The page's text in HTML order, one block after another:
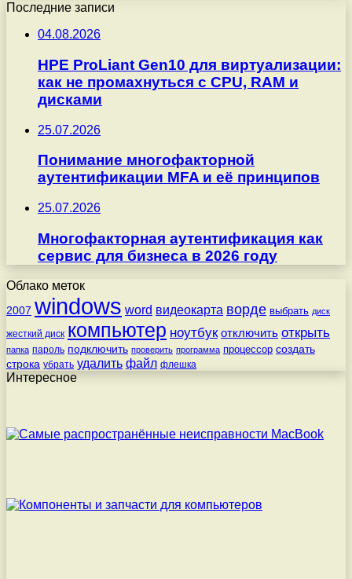
Последние записи
04.08.2026
HPE ProLiant Gen10 для виртуализации:
как не промахнуться с CPU, RAM и
дисками
25.07.2026
Понимание многофакторной
аутентификации MFA и её принципов
25.07.2026
Многофакторная аутентификация как
сервис для бизнеса в 2026 году
Облако меток
2007 windows word видеокарта ворде выбрать диск
жесткий диск компьютер ноутбук отключить открыть
папка пароль подключить проверить программа процессор создать
строка убрать удалить файл флешка
Интересное